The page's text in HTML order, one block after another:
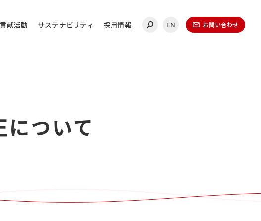
献活動 サステナビリティ 採用情報 EN お問い合わせ
表電話にご連絡ください。
ついて